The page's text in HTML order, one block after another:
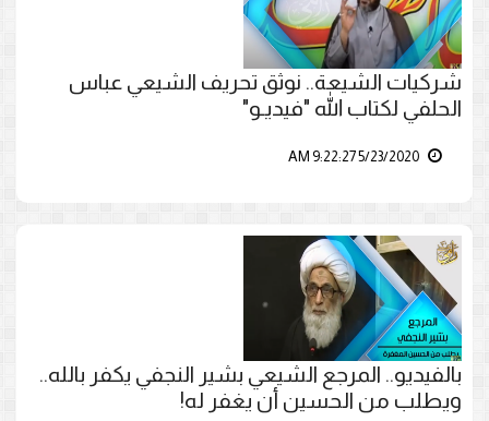
شركيات الشيعة.. نوثق تحريف الشيعي عباس
الحلفي لكتاب الله "فيديـو"
بالفيديو.. المرجع الشيعي بشير النجفي يكفر بالله..
ويطلب من الحسين أن يغفر له!